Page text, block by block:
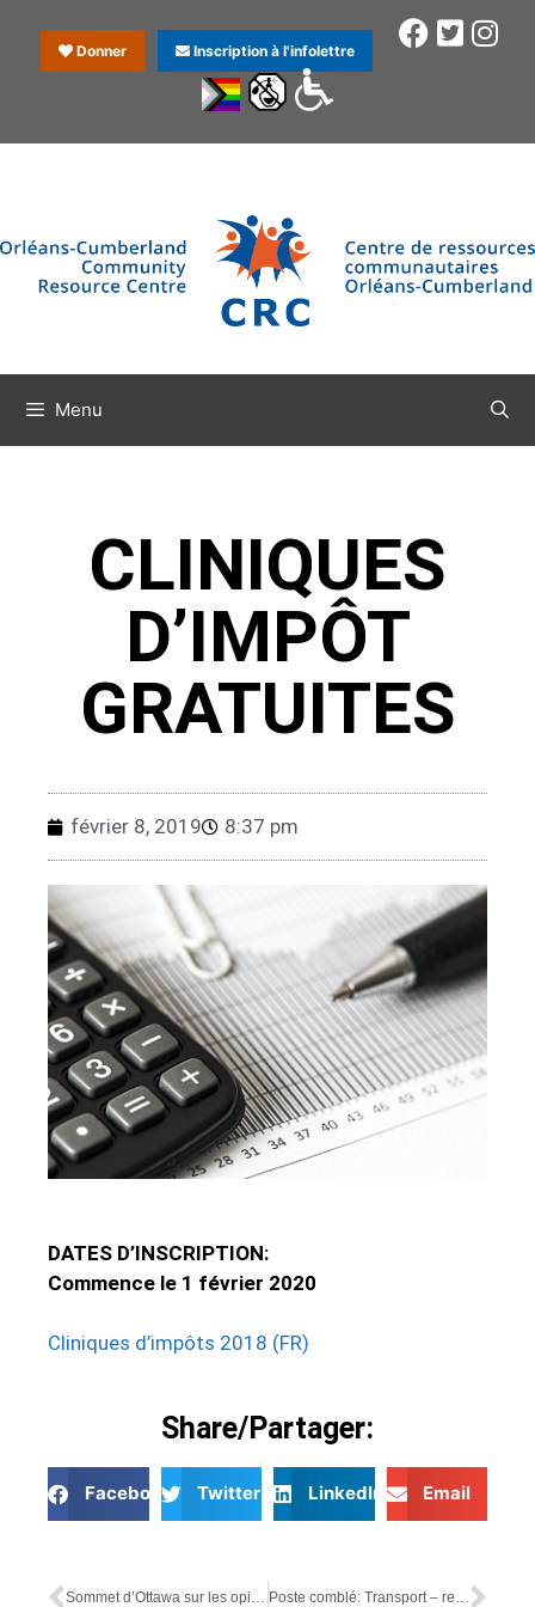
Donner Inscription à l'infolettre
Menu
CLINIQUES
D’IMPÔT
GRATUITES
février 8, 2019 8:37 pm
DATES D’INSCRIPTION:
Commence le 1 février 2020
Cliniques d’impôts 2018 (FR)
Share/Partager:
Facebook Twitter LinkedIn Email
Sommet d’Ottawa sur les opiacés, la toxicomanie et la santé mentale Poste comblé: Transport – remplacement d’été